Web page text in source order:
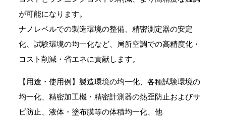
が可能になります。
ナノレベルでの製造環境の整備、精密測定器の安定
化、試験環境の均一化など、局所空調での高精度化・
コスト削減・省エネに貢献します。
【用途・使用例】製造環境の均一化、各種試験環境の
均一化、精密加工機・精密計測器の熱歪防止およびサ
ビ防止、液体・塗布膜等の体積均一化、他